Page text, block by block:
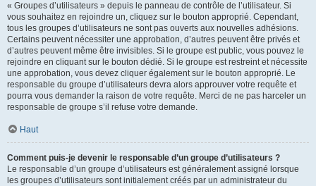
« Groupes d’utilisateurs » depuis le panneau de contrôle de l’utilisateur. Si
vous souhaitez en rejoindre un, cliquez sur le bouton approprié. Cependant,
tous les groupes d’utilisateurs ne sont pas ouverts aux nouvelles adhésions.
Certains peuvent nécessiter une approbation, d’autres peuvent être privés et
d’autres peuvent même être invisibles. Si le groupe est public, vous pouvez le
rejoindre en cliquant sur le bouton dédié. Si le groupe est restreint et nécessite
une approbation, vous devez cliquer également sur le bouton approprié. Le
responsable du groupe d’utilisateurs devra alors approuver votre requête et
pourra vous demander la raison de votre requête. Merci de ne pas harceler un
responsable de groupe s’il refuse votre demande.
Haut
Comment puis-je devenir le responsable d’un groupe d’utilisateurs ?
Le responsable d’un groupe d’utilisateurs est généralement assigné lorsque
les groupes d’utilisateurs sont initialement créés par un administrateur du